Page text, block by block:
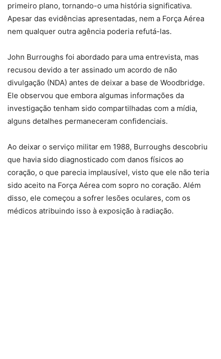
primeiro plano, tornando-o uma história significativa.
Apesar das evidências apresentadas, nem a Força Aérea
nem qualquer outra agência poderia refutá-las.
John Burroughs foi abordado para uma entrevista, mas
recusou devido a ter assinado um acordo de não
divulgação (NDA) antes de deixar a base de Woodbridge.
Ele observou que embora algumas informações da
investigação tenham sido compartilhadas com a mídia,
alguns detalhes permaneceram confidenciais.
Ao deixar o serviço militar em 1988, Burroughs descobriu
que havia sido diagnosticado com danos físicos ao
coração, o que parecia implausível, visto que ele não teria
sido aceito na Força Aérea com sopro no coração. Além
disso, ele começou a sofrer lesões oculares, com os
médicos atribuindo isso à exposição à radiação.